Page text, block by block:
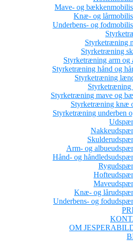
Mave- og
Knæ- og
Underbens- og
Styrketræning
Styrketræning
Styrketræning arm og
Styrketræning hånd og
Styrketræning
Styrketræning
Styrketræning mave og
Styrketræning knæ
Styrketræning underben
Arm- og
Hånd- og
Knæ- og
Underbens- og
OM